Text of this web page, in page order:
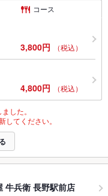
コース
3,800円 （税込）
4,800円 （税込）
した。
てください。
牛兵衛 長野駅前店